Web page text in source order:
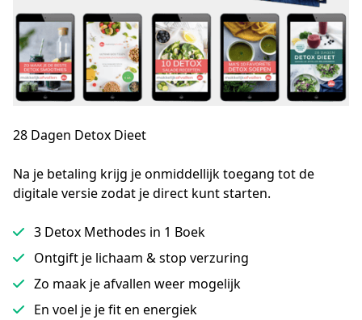
28 Dagen Detox Dieet
Na je betaling krijg je onmiddellijk toegang tot de
digitale versie zodat je direct kunt starten.
3 Detox Methodes in 1 Boek
Ontgift je lichaam & stop verzuring
Zo maak je afvallen weer mogelijk
En voel je je fit en energiek